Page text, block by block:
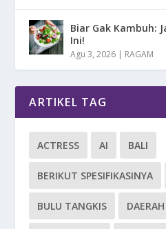
Biar Gak Kambuh:
Ini!
Agu 3, 2026 | RAGAM
ARTIKEL TAG
ACTRESS AI BALI
BERIKUT SPESIFIKASINYA
BULU TANGKIS DAERAH